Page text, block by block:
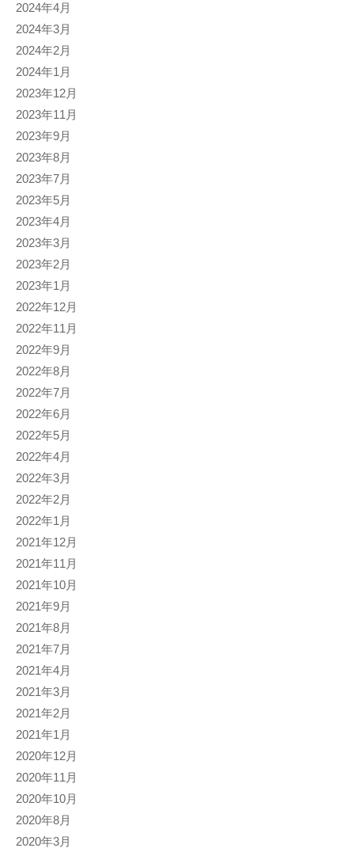
2024年4月
2024年3月
2024年2月
2024年1月
2023年12月
2023年11月
2023年9月
2023年8月
2023年7月
2023年5月
2023年4月
2023年3月
2023年2月
2023年1月
2022年12月
2022年11月
2022年9月
2022年8月
2022年7月
2022年6月
2022年5月
2022年4月
2022年3月
2022年2月
2022年1月
2021年12月
2021年11月
2021年10月
2021年9月
2021年8月
2021年7月
2021年4月
2021年3月
2021年2月
2021年1月
2020年12月
2020年11月
2020年10月
2020年8月
2020年3月